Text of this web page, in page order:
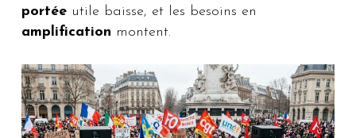
portéeutile baisse, et les besoins en
amplification montent.